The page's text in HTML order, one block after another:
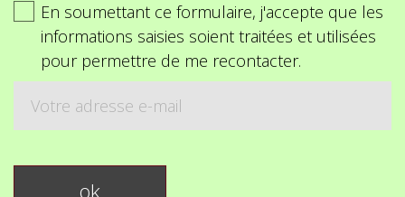
En soumettant ce formulaire, j'accepte que les
informations saisies soient traitées et utilisées
pour permettre de me recontacter.